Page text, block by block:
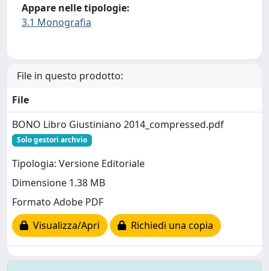
Appare nelle tipologie:
3.1 Monografia
File in questo prodotto:
File
BONO Libro Giustiniano 2014_compressed.pdf
Solo gestori archvio
Tipologia: Versione Editoriale
Dimensione 1.38 MB
Formato Adobe PDF
Visualizza/Apri
Richiedi una copia